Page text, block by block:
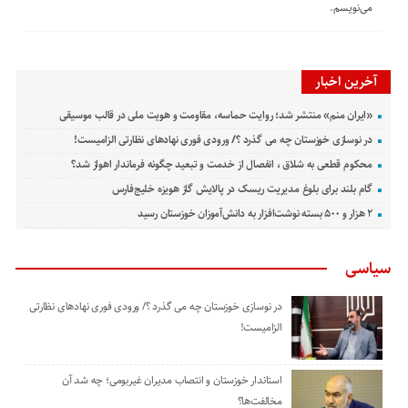
می‌نویسم.
آخرین اخبار
«ایران منم» منتشر شد؛ روایت حماسه، مقاومت و هویت ملی در قالب موسیقی
در نوسازی خوزستان چه می گذرد ؟/ ورودی فوری نهادهای نظارتی الزامیست!
محکوم قطعی به شلاق ، انفصال از خدمت و تبعید چگونه فرماندار اهواز شد؟
گام بلند برای بلوغ مدیریت ریسک در پالایش گاز هویزه خلیج‌فارس
۲ هزار و ۵۰۰ بسته نوشت‌افزار به دانش‌آموزان خوزستان رسید
سیاسی
در نوسازی خوزستان چه می گذرد ؟/ ورودی فوری نهادهای نظارتی
الزامیست!
استاندار خوزستان و انتصاب مدیران غیربومی؛ چه شد آن
مخالفت‌ها؟